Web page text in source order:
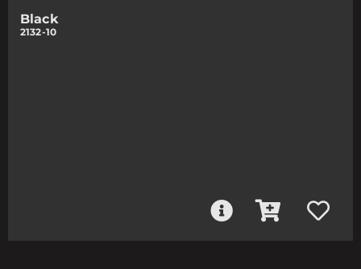
Black
2132-10